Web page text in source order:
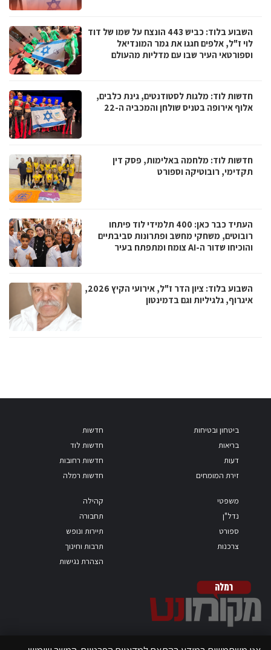
השבוע בלוד: כביש 443 הונצח על שמו של דוד
לוי ז"ל, אלפים חגגו את גמר המונדיאל
וספורטאי העיר שבו עם מדליות מהעולם
חדשות לוד: מלגות לסטודנטים, גינת כלבים,
אלוף אירופה בטניס שולחן והמכביה ה-22
חדשות לוד: מלחמה באלימות, פסק דין
תקדימי, רובוטיקה וספורט
העתיד כבר כאן: 400 תלמידי לוד פיתחו
רובוטים, משחקי מחשב ופתרונות סביבתיים
והוכיחו שדור ה-AI צומח ומתפתח בעיר
השבוע בלוד: ציון הדר ז"ל, אירועי הקיץ 2026,
איגרוף, גלגיליות וגם בדמינטון
ביטחון ובטיחות
בריאות
דעות
זירת המומחים
חדשות
חדשות לוד
חדשות רחובות
חדשות רמלה
משפטי
נדל"ן
ספורט
צרכנות
קהילה
תחבורה
תיירות ונופש
תרבות וחינוך
הצהרת נגישות